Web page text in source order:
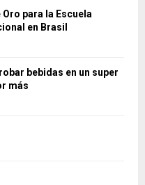
para la Escuela
en Brasil
bebidas en un super
más